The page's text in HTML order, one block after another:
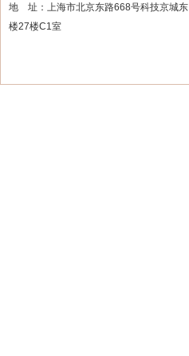
地 址：上海市北京东路668号科技京城东
楼27楼C1室